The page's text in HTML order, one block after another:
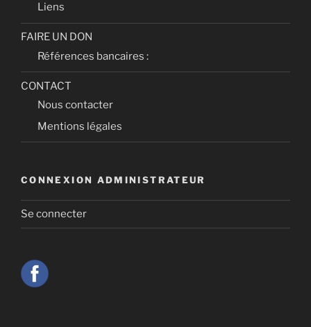
Liens
FAIRE UN DON
Références bancaires :
CONTACT
Nous contacter
Mentions légales
CONNEXION ADMINISTRATEUR
Se connecter